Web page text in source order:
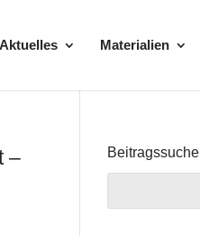
Aktuelles Materialien
– Beitragssuche